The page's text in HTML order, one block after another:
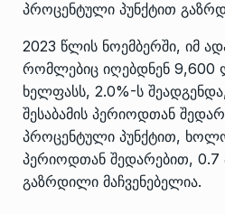
პროცენტული პუნქტით
2023 წლის ნოემბერში, იმ
რომლებიც იღებდნენ 9,600
ხელფასს, 2.0%-ს
შესაბამის პერიოდთან
პროცენტული პუნქტით, ხოლო
პერიოდთან შედარებით, 0.7
გაზრდილი მაჩვენებელია.